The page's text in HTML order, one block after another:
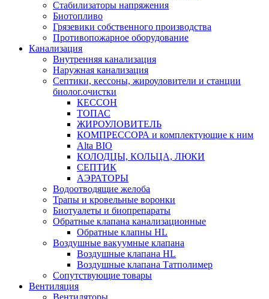
Стабилизаторы напряжения
Биотопливо
Грязевики собственного производства
Противопожарное оборудование
Канализация
Внутренняя канализация
Наружная канализация
Септики, кессоны, жироуловители и станции
биолог.очистки
КЕССОН
ТОПАС
ЖИРОУЛОВИТЕЛЬ
КОМПРЕССОРА и комплектующие к ним
Alta BIO
КОЛОДЦЫ, КОЛЬЦА, ЛЮКИ
СЕПТИК
АЭРАТОРЫ
Водоотводящие желоба
Трапы и кровельные воронки
Биотуалеты и биопрепараты
Обратные клапана канализационные
Обратные клапны HL
Воздушные вакуумные клапана
Воздушные клапана HL
Воздушные клапана Татполимер
Сопутствующие товары
Вентиляция
Вентиляторы